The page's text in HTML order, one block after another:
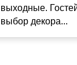
выходные.
выбор декора...